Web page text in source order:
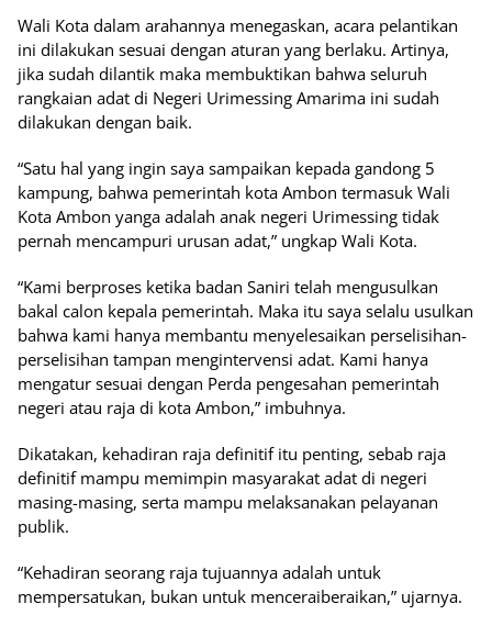
Wali Kota dalam arahannya menegaskan, acara pelantikan
ini dilakukan sesuai dengan aturan yang berlaku. Artinya,
jika sudah dilantik maka membuktikan bahwa seluruh
rangkaian adat di Negeri Urimessing Amarima ini sudah
dilakukan dengan baik.
“Satu hal yang ingin saya sampaikan kepada gandong 5
kampung, bahwa pemerintah kota Ambon termasuk Wali
Kota Ambon yanga adalah anak negeri Urimessing tidak
pernah mencampuri urusan adat,” ungkap Wali Kota.
“Kami berproses ketika badan Saniri telah mengusulkan
bakal calon kepala pemerintah. Maka itu saya selalu usulkan
bahwa kami hanya membantu menyelesaikan perselisihan-
perselisihan tampan mengintervensi adat. Kami hanya
mengatur sesuai dengan Perda pengesahan pemerintah
negeri atau raja di kota Ambon,” imbuhnya.
Dikatakan, kehadiran raja definitif itu penting, sebab raja
definitif mampu memimpin masyarakat adat di negeri
masing-masing, serta mampu melaksanakan pelayanan
publik.
“Kehadiran seorang raja tujuannya adalah untuk
mempersatukan, bukan untuk menceraiberaikan,” ujarnya.